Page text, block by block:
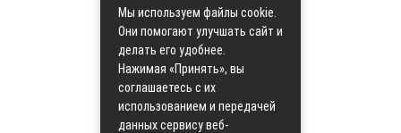
Мы используем файлы cookie.
Они помогают улучшать сайт и
делать его удобнее.
Нажимая «Принять», вы
соглашаетесь с их
использованием и передачей
данных сервису веб-